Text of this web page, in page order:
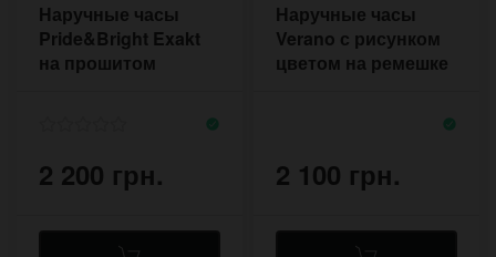
Наручные часы
Pride&Bright Exakt
на прошитом
2 200 грн.
Наручные часы
Verano с рисунком
цветом на ремешке
2 100 грн.